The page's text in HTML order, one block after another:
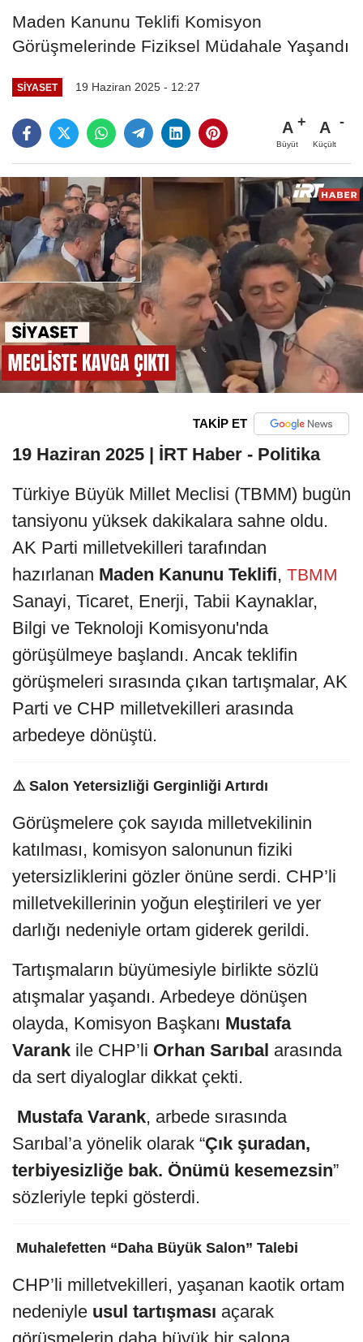
Maden Kanunu Teklifi Komisyon
Görüşmelerinde Fiziksel Müdahale Yaşandı
SIYASET 19 Haziran 2025 - 12:27
A
Büyüt
A
Küçült
TAKİP ET
19 Haziran 2025 | İRT Haber - Politika
Türkiye Büyük Millet Meclisi (TBMM) bugün
tansiyonu yüksek dakikalara sahne oldu.
AK Parti milletvekilleri tarafından
hazırlanan Maden Kanunu Teklifi, TBMM
Sanayi, Ticaret, Enerji, Tabii Kaynaklar,
Bilgi ve Teknoloji Komisyonu'nda
görüşülmeye başlandı. Ancak teklifin
görüşmeleri sırasında çıkan tartışmalar, AK
Parti ve CHP milletvekilleri arasında
arbedeye dönüştü.
⚠️ Salon Yetersizliği Gerginliği Artırdı
Görüşmelere çok sayıda milletvekilinin
katılması, komisyon salonunun fiziki
yetersizliklerini gözler önüne serdi. CHP’li
milletvekillerinin yoğun eleştirileri ve yer
darlığı nedeniyle ortam giderek gerildi.
Tartışmaların büyümesiyle birlikte sözlü
atışmalar yaşandı. Arbedeye dönüşen
olayda, Komisyon Başkanı Mustafa
Varank ile CHP’li Orhan Sarıbal arasında
da sert diyaloglar dikkat çekti.
Mustafa Varank, arbede sırasında
Sarıbal’a yönelik olarak “Çık şuradan,
terbiyesizliğe bak. Önümü kesemezsin”
sözleriyle tepki gösterdi.
️ Muhalefetten “Daha Büyük Salon” Talebi
CHP’li milletvekilleri, yaşanan kaotik ortam
nedeniyle usul tartışması açarak